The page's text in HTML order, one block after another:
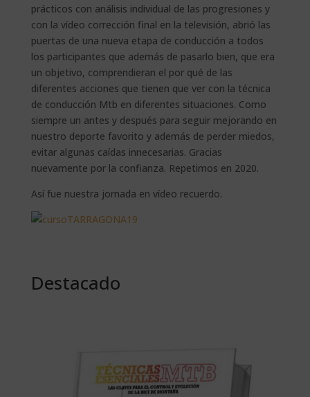
prácticos con análisis individual de las progresiones y
con la vídeo corrección final en la televisión, abrió las
puertas de una nueva etapa de conducción a todos
los participantes que además de pasarlo bien, que era
un objetivo, comprendieran el por qué de las
diferentes acciones que tienen que ver con la técnica
de conducción Mtb en diferentes situaciones. Como
siempre un antes y después para seguir mejorando en
nuestro deporte favorito y además de perder miedos,
evitar algunas caídas innecesarias. Gracias
nuevamente por la confianza. Repetimos en 2020.
Así fue nuestra jornada en vídeo recuerdo.
Destacado